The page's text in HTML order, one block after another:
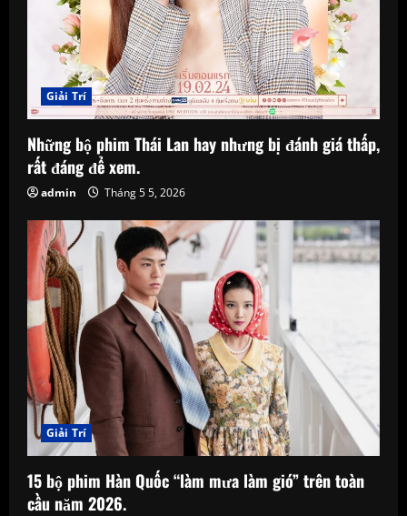
Giải Trí
Những bộ phim Thái Lan hay nhưng bị đánh giá thấp,
rất đáng để xem.
admin Tháng 5 5, 2026
Giải Trí
15 bộ phim Hàn Quốc “làm mưa làm gió” trên toàn
cầu năm 2026.